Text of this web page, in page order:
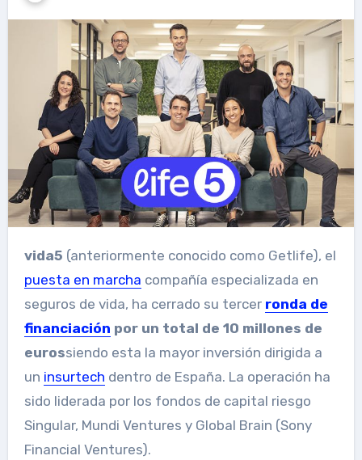
vida5 (anteriormente conocido como Getlife), el
puesta en marcha compañía especializada en
seguros de vida, ha cerrado su tercer ronda de
financiación por un total de 10 millones de
eurossiendo esta la mayor inversión dirigida a
un insurtech dentro de España. La operación ha
sido liderada por los fondos de capital riesgo
Singular, Mundi Ventures y Global Brain (Sony
Financial Ventures).